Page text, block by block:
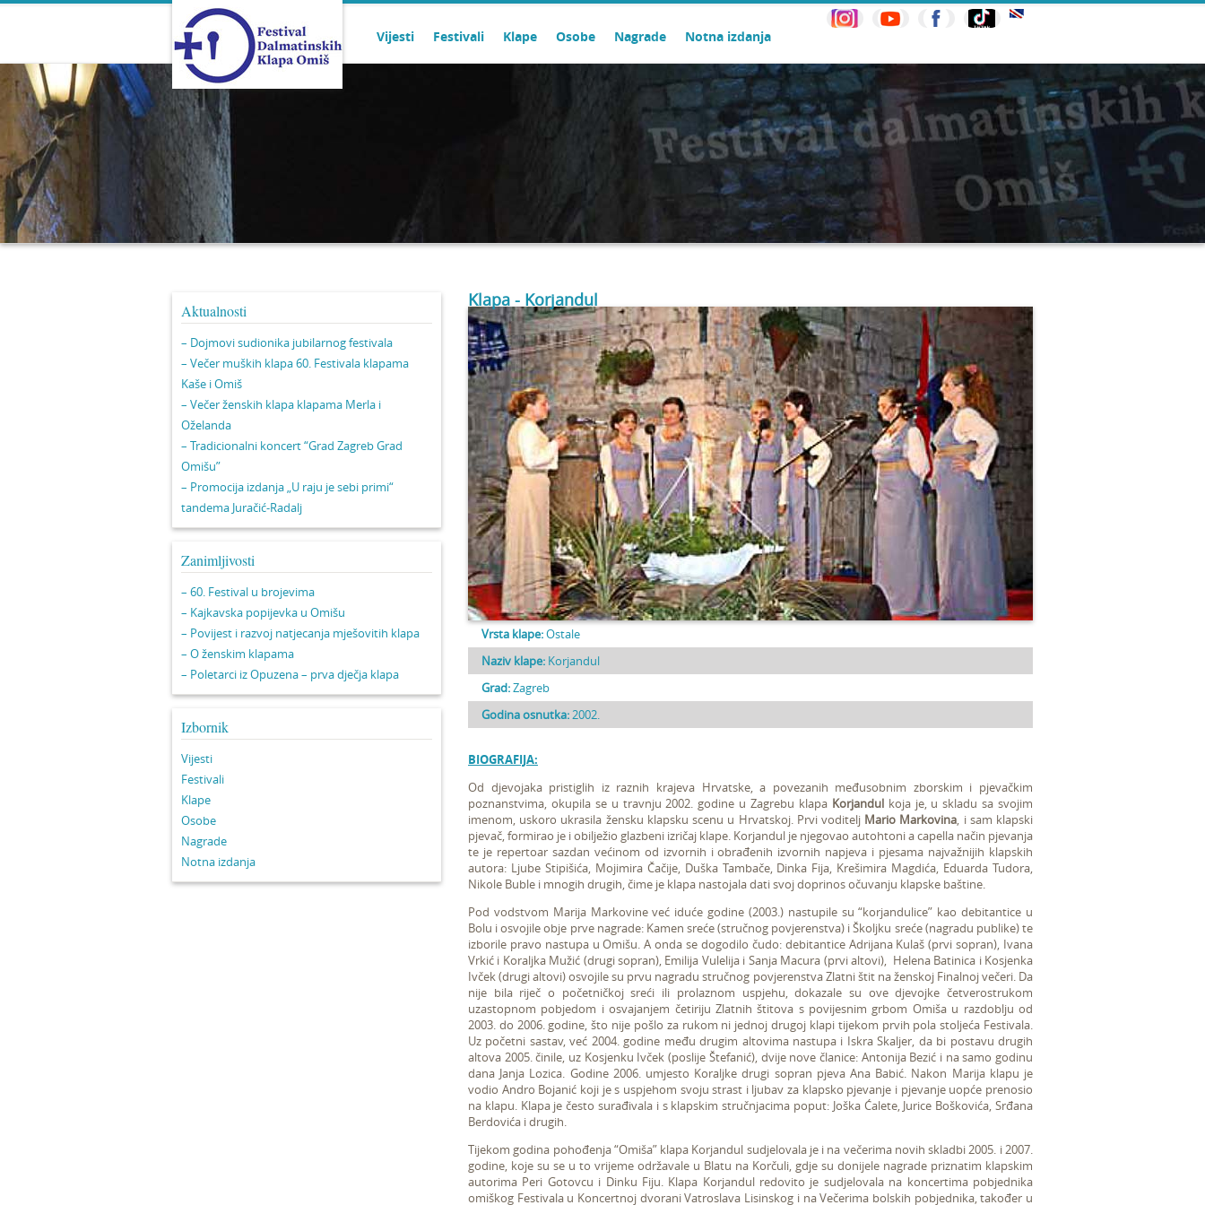
Vijesti Festivali Klape Osobe Nagrade Notna izdanja
Aktualnosti
– Dojmovi sudionika jubilarnog festivala
– Večer muških klapa 60. Festivala klapama
Kaše i Omiš
– Večer ženskih klapa klapama Merla i
Oželanda
– Tradicionalni koncert “Grad Zagreb Grad
Omišu”
– Promocija izdanja „U raju je sebi primi“
tandema Juračić-Radalj
Zanimljivosti
– 60. Festival u brojevima
– Kajkavska popijevka u Omišu
– Povijest i razvoj natjecanja mješovitih klapa
– O ženskim klapama
– Poletarci iz Opuzena – prva dječja klapa
Izbornik
Vijesti
Festivali
Klape
Osobe
Nagrade
Notna izdanja
Klapa - Korjandul
Vrsta klape:Ostale
Naziv klape: Korjandul
Grad:Zagreb
Godina osnutka:2002.
BIOGRAFIJA:
Od djevojaka pristiglih iz raznih krajeva Hrvatske, a povezanih međusobnim zborskim i pjevačkim
poznanstvima, okupila se u travnju 2002. godine u Zagrebu klapa Korjandulkoja je, u skladu sa svojim
imenom, uskoro ukrasila žensku klapsku scenu u Hrvatskoj. Prvi voditelj Mario Markovina, i sam klapski
pjevač, formirao je i obilježio glazbeni izričaj klape. Korjandul je njegovao autohtoni a capella način pjevanja
te je repertoar sazdan većinom od izvornih i obrađenih izvornih napjeva i pjesama najvažnijih klapskih
autora: Ljube Stipišića, Mojimira Čačije, Duška Tambače, Dinka Fija, Krešimira Magdića, Eduarda Tudora,
Nikole Buble i mnogih drugih, čime je klapa nastojala dati svoj doprinos očuvanju klapske baštine.
Pod vodstvom Marija Markovine već iduće godine (2003.) nastupile su “korjandulice” kao debitantice u
Bolu i osvojile obje prve nagrade: Kamen sreće (stručnog povjerenstva) i Školjku sreće (nagradu publike) te
izborile pravo nastupa u Omišu. A onda se dogodilo čudo: debitantice Adrijana Kulaš (prvi sopran), Ivana
Vrkić i Koraljka Mužić (drugi sopran), Emilija Vulelija i Sanja Macura (prvi altovi), Helena Batinica i Kosjenka
Ivček (drugi altovi) osvojile su prvu nagradu stručnog povjerenstva Zlatni štit na ženskoj Finalnoj večeri. Da
nije bila riječ o početničkoj sreći ili prolaznom uspjehu, dokazale su ove djevojke četverostrukom
uzastopnom pobjedom i osvajanjem četiriju Zlatnih štitova s povijesnim grbom Omiša u razdoblju od
2003. do 2006. godine, što nije pošlo za rukom ni jednoj drugoj klapi tijekom prvih pola stoljeća Festivala.
Uz početni sastav, već 2004. godine među drugim altovima nastupa i Iskra Skaljer, da bi postavu drugih
altova 2005. činile, uz Kosjenku Ivček (poslije Štefanić), dvije nove članice: Antonija Bezić i na samo godinu
dana Janja Lozica. Godine 2006. umjesto Koraljke drugi sopran pjeva Ana Babić. Nakon Marija klapu je
vodio Andro Bojanić koji je s uspjehom svoju strast i ljubav za klapsko pjevanje i pjevanje uopće prenosio
na klapu. Klapa je često surađivala i s klapskim stručnjacima poput: Joška Ćalete, Jurice Boškovića, Srđana
Berdovića i drugih.
Tijekom godina pohođenja “Omiša” klapa Korjandul sudjelovala je i na večerima novih skladbi 2005. i 2007.
godine, koje su se u to vrijeme održavale u Blatu na Korčuli, gdje su donijele nagrade priznatim klapskim
autorima Peri Gotovcu i Dinku Fiju. Klapa Korjandul redovito je sudjelovala na koncertima pobjednika
omiškog Festivala u Koncertnoj dvorani Vatroslava Lisinskog i na Večerima bolskih pobjednika, također u